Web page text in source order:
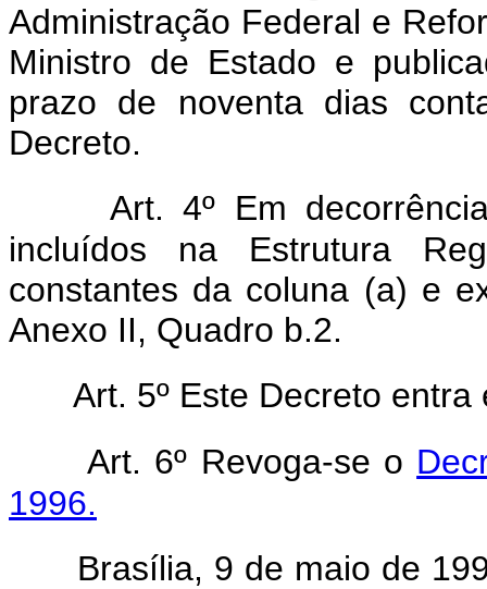
Administração Federal e
Ministro de Estado e
prazo de noventa dias
Decreto.
Art. 4º Em
incluídos na Estrutura
constantes da coluna (a) e
Anexo II, Quadro b.2.
Art. 5º Este Decreto
Art. 6º Revoga-se o
1996.
Brasília, 9 de maio de